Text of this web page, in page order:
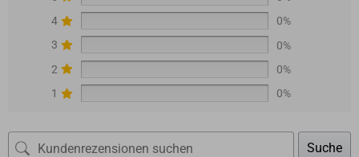
4
0%
3
0%
2
0%
1
0%
Suche